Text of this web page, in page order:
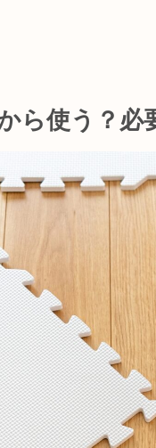
ら使う？必